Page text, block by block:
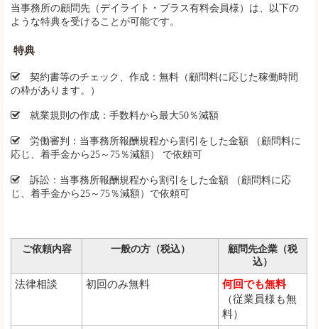
当事務所の顧問先（デイライト・プラス有料会員様）は、以下の
ような特典を受けることが可能です。
特典
契約書等のチェック、作成：無料（顧問料に応じた稼働時間
の枠があります。）
就業規則の作成：手数料から最大50％減額
労働審判：当事務所報酬規程から割引をした金額 （顧問料に
応じ、着手金から25～75％減額） で依頼可
訴訟：当事務所報酬規程から割引をした金額 （顧問料に応
じ、着手金から25～75％減額）で依頼可
ご依頼内容 一般の方（税込）
顧問先企業（税
込）
法律相談 初回のみ無料
何回でも無料
（従業員様も無
料）